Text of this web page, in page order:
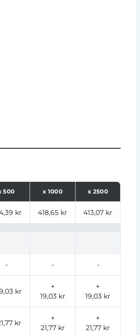
500 x 1000 x 2500
kr 418,65 kr 413,07 kr
- - -
kr
+
19,03 kr
+
19,03 kr
kr
+
21,77 kr
+
21,77 kr